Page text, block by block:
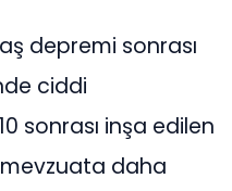
depremi sonrası
ciddi
sonrası inşa edilen
daha